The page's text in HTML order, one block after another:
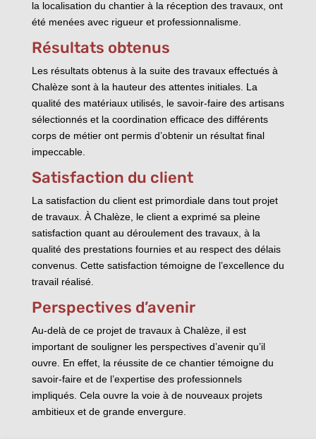
la localisation du chantier à la réception des travaux, ont
été menées avec rigueur et professionnalisme.
Résultats obtenus
Les résultats obtenus à la suite des travaux effectués à
Chalèze sont à la hauteur des attentes initiales. La
qualité des matériaux utilisés, le savoir-faire des artisans
sélectionnés et la coordination efficace des différents
corps de métier ont permis d’obtenir un résultat final
impeccable.
Satisfaction du client
La satisfaction du client est primordiale dans tout projet
de travaux. À Chalèze, le client a exprimé sa pleine
satisfaction quant au déroulement des travaux, à la
qualité des prestations fournies et au respect des délais
convenus. Cette satisfaction témoigne de l’excellence du
travail réalisé.
Perspectives d’avenir
Au-delà de ce projet de travaux à Chalèze, il est
important de souligner les perspectives d’avenir qu’il
ouvre. En effet, la réussite de ce chantier témoigne du
savoir-faire et de l’expertise des professionnels
impliqués. Cela ouvre la voie à de nouveaux projets
ambitieux et de grande envergure.